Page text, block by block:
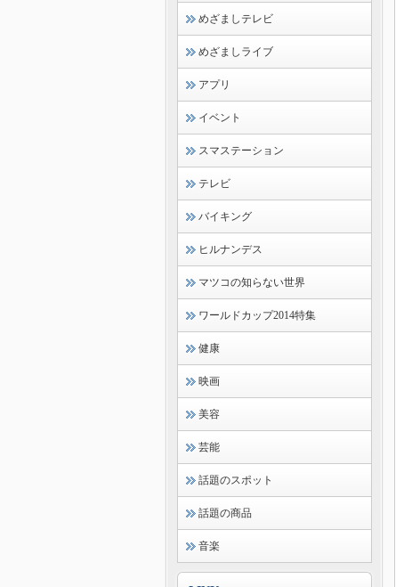
めざましテレビ
めざましライブ
アプリ
イベント
スマステーション
テレビ
バイキング
ヒルナンデス
マツコの知らない世界
ワールドカップ2014特集
健康
映画
美容
芸能
話題のスポット
話題の商品
音楽